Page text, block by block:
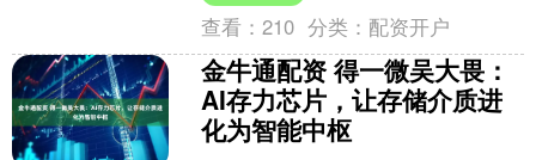
查看：210 分类： 配资开户
金牛通配资 得一微吴大畏：
AI存力芯片，让存储介质进
化为智能中枢